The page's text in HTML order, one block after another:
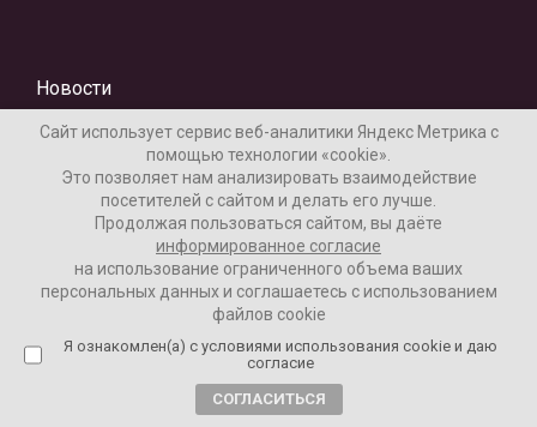
Новости
Колумнисты
Материалы предоставлены редакцией Интернет-газеты
«Ваши новости»
Нашли ошибку? Выделите ее и нажмите Ctrl+Enter
Сайт использует сервис веб-аналитики Яндекс Метрика с
помощью технологии «cookie».
Это позволяет нам анализировать взаимодействие
посетителей с сайтом и делать его лучше.
Продолжая пользоваться сайтом, вы даёте
информированное согласие
на использование ограниченного объема ваших
персональных данных и соглашаетесь с использованием
файлов cookie
Я ознакомлен(а) с условиями использования cookie и даю
согласие
СОГЛАСИТЬСЯ